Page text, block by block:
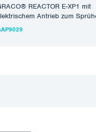
REACTOR E-XP1 mit
Antrieb zum
Polyharnstoff-